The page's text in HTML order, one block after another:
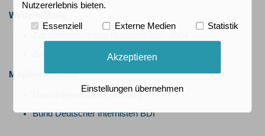
Weiterbildung
Zusatzbezeichnung Palliativmedizin, 2013
Mitgliedschaften
Hausärzteverband Hamburg
Bund Deutscher Internisten BDI
Nutzererlebnis bieten.
Essenziell Externe Medien Statistik
Akzeptieren
Einstellungen übernehmen